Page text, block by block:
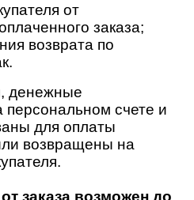
от
заказа;
возврата по
денежные
персональном счете и
для оплаты
возвращены на
заказа возможен до